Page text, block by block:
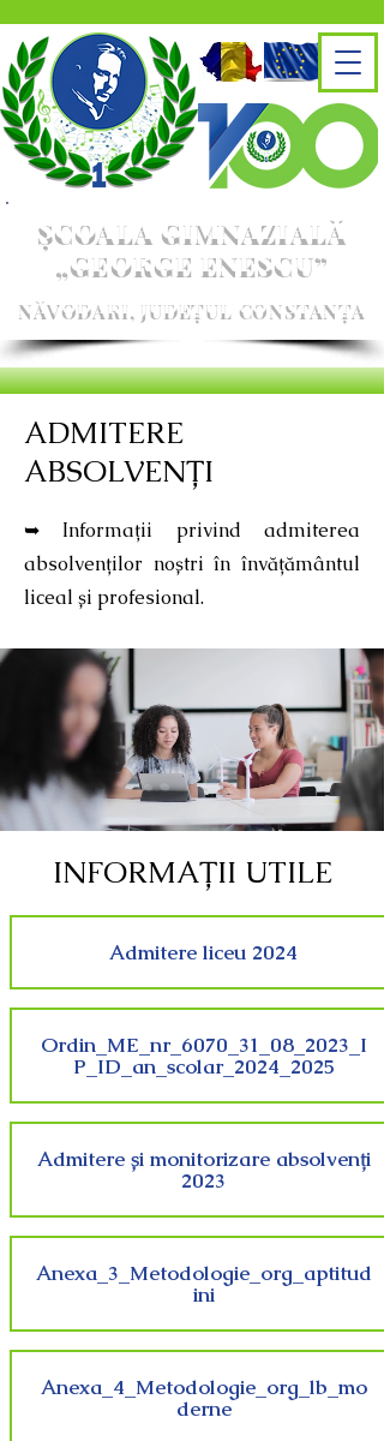
ȘCOALA GIMNAZIALĂ
„GEORGE ENESCU”
NĂVODARI, JUDEȚUL CONSTANȚA
ADMITERE
ABSOLVENȚI
➥ Informații privind admiterea
absolvenților noștri în învățământul
liceal și profesional.
INFORMAȚII UTILE
Admitere liceu 2024
Ordin_ME_nr_6070_31_08_2023_I
P_ID_an_scolar_2024_2025
Admitere și monitorizare absolvenți
2023
Anexa_3_Metodologie_org_aptitud
ini
Anexa_4_Metodologie_org_lb_mo
derne